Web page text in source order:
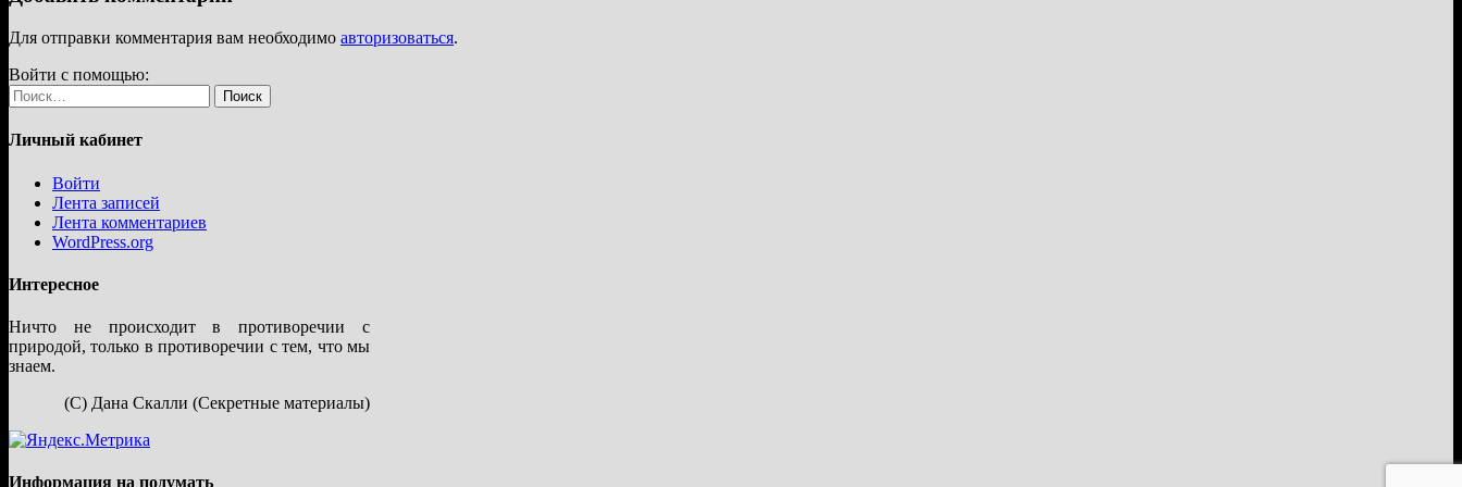
Для отправки комментария вам необходимо авторизоваться.
Войти с помощью:
Найти:
Личный кабинет
Войти
Лента записей
Лента комментариев
WordPress.org
Интересное
Ничто не происходит в противоречии с
природой, только в противоречии с тем, что мы
знаем.
(С) Дана Скалли (Секретные материалы)
Информация на подумать